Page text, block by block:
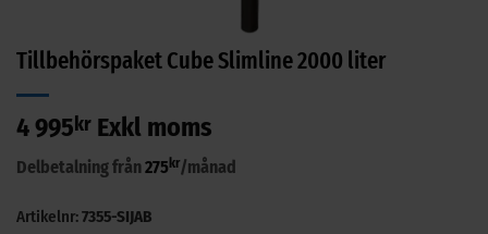
Tillbehörspaket Cube Slimline 2000 liter
4 995 kr Exkl moms
Delbetalning från275 kr/månad
Artikelnr:7355-SIJAB